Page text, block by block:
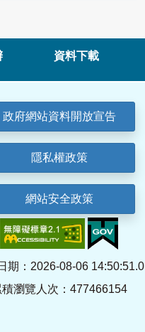
資料下載
政府網站資料開放宣告
隱私權政策
網站安全政策
期：2026-08-06 14:50:51.0
積瀏覽人次：477466154